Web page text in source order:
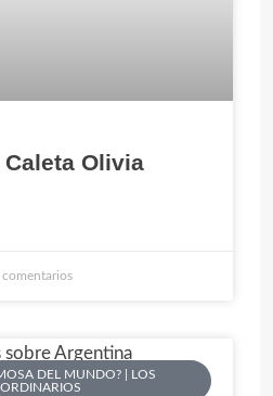
Olivia
comentarios
DEL MUNDO? | LOS